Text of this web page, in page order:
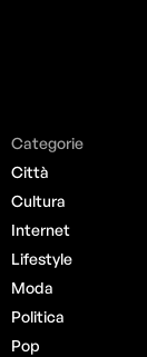
Categorie
Città
Cultura
Internet
Lifestyle
Moda
Politica
Pop